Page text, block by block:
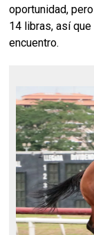
oportunidad,
14 libras, así
encuentro.